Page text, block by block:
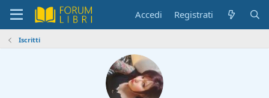
Accedi Registrati
Iscritti